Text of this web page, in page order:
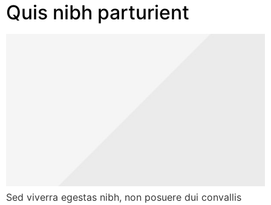
Quis nibh parturient
Sed viverra egestas nibh, non posuere dui convallis